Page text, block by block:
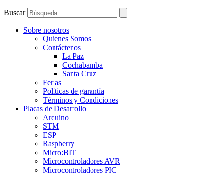
Buscar
Sobre nosotros
Quienes Somos
Contáctenos
La Paz
Cochabamba
Santa Cruz
Ferias
Políticas de garantía
Términos y Condiciones
Placas de Desarrollo
Arduino
STM
ESP
Raspberry
Micro:BIT
Microcontroladores AVR
Microcontroladores PIC